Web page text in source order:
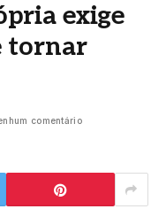
exige
tornar
comentário